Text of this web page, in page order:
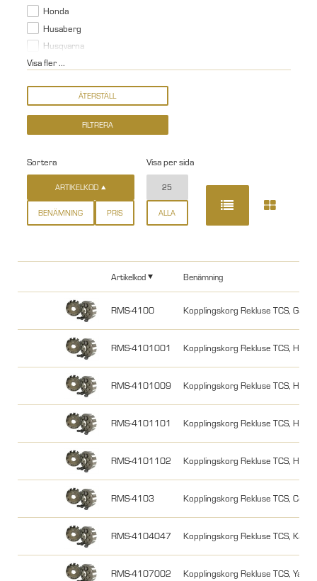
Honda
Husaberg
Husqvarna
Visa fler ...
Sortera
ARTIKELKOD
BENÄMNING PRIS
Visa per sida
25
ALLA
Artikelkod Benämning
RMS-4100 Kopplingskorg Rekluse TCS,
RMS-4101001 Kopplingskorg Rekluse TCS,
RMS-4101009 Kopplingskorg Rekluse TCS,
RMS-4101101 Kopplingskorg Rekluse TCS,
RMS-4101102 Kopplingskorg Rekluse TCS,
RMS-4103 Kopplingskorg Rekluse TCS,
RMS-4104047 Kopplingskorg Rekluse TCS,
RMS-4107002 Kopplingskorg Rekluse TCS,